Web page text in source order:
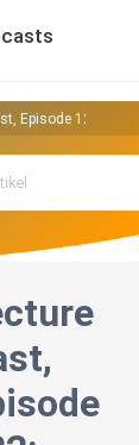
Episode 122: